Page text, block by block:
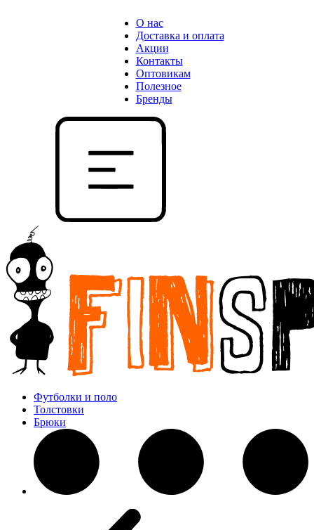
О нас
Доставка и оплата
Акции
Контакты
Оптовикам
Полезное
Бренды
Футболки и поло
Толстовки
Брюки